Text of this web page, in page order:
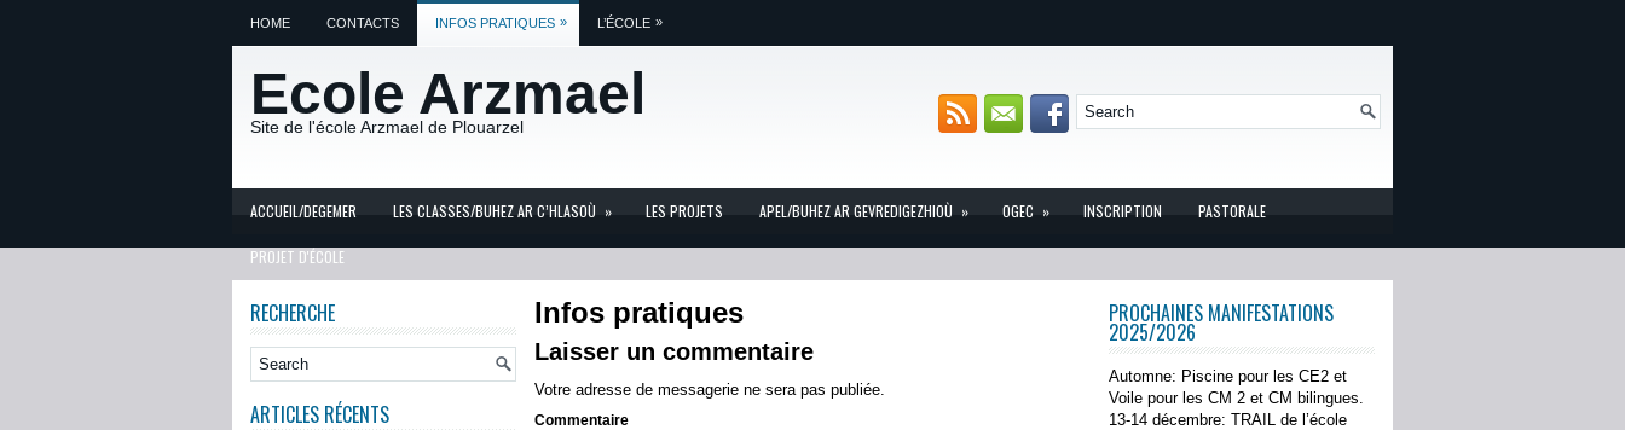
HOME CONTACTS INFOS PRATIQUES » L’ÉCOLE »
Ecole Arzmael
Site de l'école Arzmael de Plouarzel
ACCUEIL/DEGEMER LES CLASSES/BUHEZ AR C’HLASOÙ » LES PROJETS APEL/BUHEZ AR GEVREDIGEZHIOÙ » OGEC » INSCRIPTION PASTORALE
PROJET D'ÉCOLE
Infos pratiques
Laisser un commentaire
Votre adresse de messagerie ne sera pas publiée.
Commentaire
RECHERCHE
ARTICLES RÉCENTS
PROCHAINES MANIFESTATIONS
2025/2026
Automne: Piscine pour les CE2 et
Voile pour les CM 2 et CM bilingues.
13-14 décembre: TRAIL de l’école